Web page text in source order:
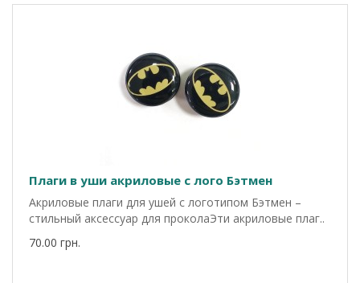
Плаги в уши акриловые c лого Бэтмен
Акриловые плаги для ушей с логотипом Бэтмен –
стильный аксессуар для проколаЭти акриловые плаг..
70.00 грн.